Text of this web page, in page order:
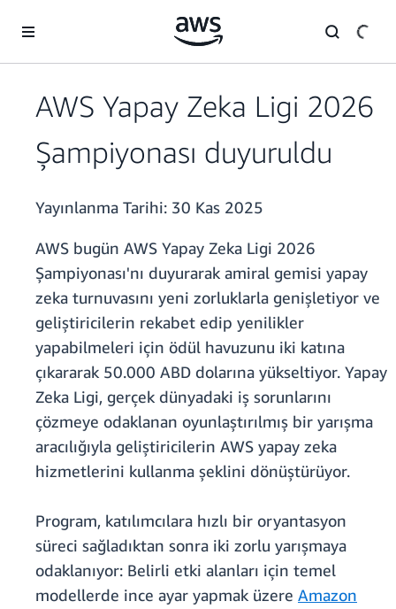
AWS Yapay Zeka Ligi 2026
Şampiyonası duyuruldu
Yayınlanma Tarihi: 30 Kas 2025
AWS bugün AWS Yapay Zeka Ligi 2026
Şampiyonası'nı duyurarak amiral gemisi yapay
zeka turnuvasını yeni zorluklarla genişletiyor ve
geliştiricilerin rekabet edip yenilikler
yapabilmeleri için ödül havuzunu iki katına
çıkararak 50.000 ABD dolarına yükseltiyor. Yapay
Zeka Ligi, gerçek dünyadaki iş sorunlarını
çözmeye odaklanan oyunlaştırılmış bir yarışma
aracılığıyla geliştiricilerin AWS yapay zeka
hizmetlerini kullanma şeklini dönüştürüyor.
Program, katılımcılara hızlı bir oryantasyon
süreci sağladıktan sonra iki zorlu yarışmaya
odaklanıyor: Belirli etki alanları için temel
modellerde ince ayar yapmak üzere Amazon